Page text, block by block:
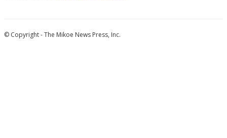
© Copyright - The Mikoe News Press, Inc.